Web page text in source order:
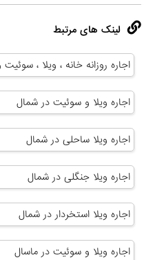
لینک های مرتبط
اجاره روزانه خانه ، ویلا ،
اجاره ویلا و سوئیت در شمال
اجاره ویلا ساحلی در شمال
اجاره ویلا جنگلی در شمال
اجاره ویلا استخردار در شمال
اجاره ویلا و سوئیت در ماسال